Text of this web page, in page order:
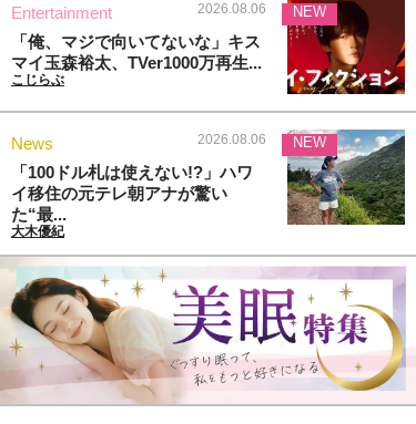
Entertainment 2026.08.06
「俺、マジで向いてないな」キス
マイ玉森裕太、TVer1000万再生...
こじらぶ
NEW
News 2026.08.06
「100ドル札は使えない!?」ハワ
イ移住の元テレ朝アナが驚い
た“最...
大木優紀
NEW